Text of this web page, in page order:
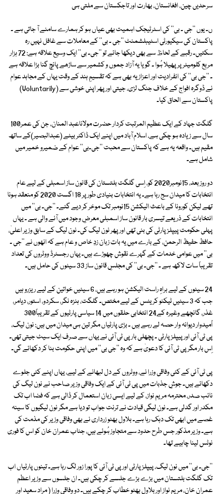
سرحدیں چین، افغانستان، بھارت اور تاجکستان سے ملتی ہی
ں۔ یوں ''جی ۔ بی'' کی اسٹرٹیجک اہمیت بھی عیاں ہو کر ہمارے سامنے آ جاتی ہے ۔
پاکستان کی سیکیورٹی اسٹیبلشمنٹ ''جی ۔ بی'' کے معاملات سے غافل نہیں رہ
سکتیں۔ رقبے کے لحاظ سے بھی دیکھا جائے تو ''جی۔ بی'' ایک وسیع علاقہ ہے: 72 ہزار
مربع کلومیٹر پر پھیلا ہُوا ۔ گویا یہ آزاد جموں و کشمیر سے ساڑھے پانچ گنا بڑا علاقہ ہے
۔ ''جی بی'' کی انفرادیت اور اعزاز یہ بھی ہے کہ تقسیمِ ہند کے وقت یہاں کے مجاہد عوام
نے ڈوگرہ افواج کے خلاف جنگ لڑی، جیتی اور پھر اپنی خوشی سے (Voluntarily)
پاکستان سے الحاق کیا۔
گلگت جہاد کے ایک عظیم المرتبت کردار حضرت مولاناعبد المنان، جن کی عمر100
سال سے زیادہ ہو چکی ہے، اسلام آباد میں اپنے ایک ڈاکٹر بیٹے (عبدالبصیر)کے ساتھ
مقیم ہیں۔ واقعہ یہ ہے کہ پاکستان سے محبت ''جی۔بی'' عوام کے ضمیرو خمیر میں
شامل ہے۔
دو روز بعد، 15نومبر2020 کو، اِسی گلگت بلتستان کی قانون ساز اسمبلی کے لیے عام
انتخابات کا میدان سج رہا ہے۔ یہ انتخابات بنیادی طور پر 18 اگست 2020 کو منعقد ہونا
تھے لیکن کورونا کے باعث الیکشن 15نومبر تک موخر کر دیے گئے۔ ''جی۔ بی'' میں
انتخابات کے ذریعے تیسری بار قانون ساز اسمبلی معرضِ وجود میں آنے والی ہے ۔ یہاں
پہلی حکومت پیپلز پارٹی کی بنی تھی اور پھر نون لیگ کی۔ نون لیگ کے سابق وزیر اعلیٰ،
حافظ حفیظ الرحمن، کے بارے میں یہ بات زبان زدِ خاص و عام ہے کہ انھوں نے ''جی ۔
بی'' میں عوامی خدمات کے گہرے نقوش چھوڑے ہیں۔ یہاں رجسٹرڈ ووٹروں کی تعداد
تقریباً سات لاکھ ہے ۔ ''جی۔ بی'' کی مجلسِ قانون ساز 33 سیٹوں کی حامل ہیں۔
24 سیٹوں کے لیے براہِ راست الیکشن ہو رہے ہیں، 6 سیٹیں خواتین کے لیے ریزرو ہیں
جب کہ 3 سیٹیں ٹیکنو کریٹس کے لیے مختص۔ گلگت، ہنزہ نگر، سکردو، استور، دیامر،
غذر، گانچھے وغیرہ کے24 انتخابی حلقوں میں 14 سیاسی پارٹیوں کے تقریباً300
اُمیدوار دیوانہ وار حصہ لے رہے ہیں ۔ بڑی پارٹیاں مگر تین ہی میدان میں ہیں: نون لیگ،
پی ٹی آئی اور پیپلز پارٹی ۔ پچھلی بار پی ٹی آئی نے یہاں سے صرف ایک سیٹ جیتی تھی۔
اِس بار مگر پی ٹی آئی کا دعویٰ ہے کہ وہ ''جی بی'' میں اپنی حکومت بنا کر دکھائے گی۔
پی ٹی آئی کے کئی وفاقی وزرا نے، ووٹروں کے دل لبھانے کے لیے، یہاں اپنے کئی جلوے
دکھائے ہیں۔ جوشِ جذبات میں پی ٹی آئی کے ایک وفاقی وزیر صاحب نے نون لیگ کی
نائب صدر، محترمہ مریم نواز، کے لیے ایسی زبان استعمال کر ڈالی ہے کہ فضا اب تک
مکدر اور گدلی ہے۔ نون لیگی قیادت نے ترنت جواب تو دیا ہے مگر نون لیگیوں کا سینہ
غصے میں ابھی تک دہک رہا ہے۔ بلاول بھٹو زرداری نے بھی وفاقی وزیر کی مذمت کی
ہے۔ وزیر مذکور جس طرح حدود سے متجاوز ہُوئے ہیں، جناب عمران خان کو اس کا فوری
نوٹس لینا چاہیے تھا۔
''جی۔ بی'' میں نون لیگ، پیپلز پارٹی اور پی ٹی آئی کا پورا زور لگ رہا ہے۔ تینوں پارٹیاں اب
تک گلگت بلتستان میں بڑے بڑے جلسے کر چکی ہیں۔ ان جلسوں سے وزیر اعظم
عمران خان، مریم نواز اور بلاول بھٹو خطاب کر چکے ہیں۔ دو وفاقی وزرا ( مراد سعید اور